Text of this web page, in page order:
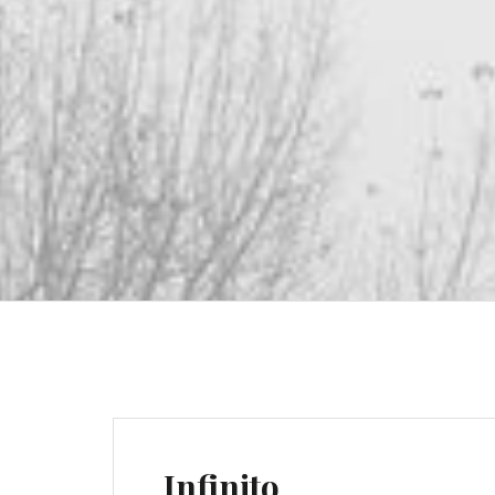
Infinito